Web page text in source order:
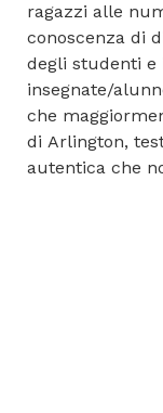
ragazzi alle
conoscenza di
degli studenti e
insegnate/
che
di Arlington,
autentica che